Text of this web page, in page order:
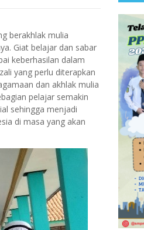
berakhlak mulia
Giat belajar dan sabar
keberhasilan dalam
yang perlu diterapkan
dan akhlak mulia
pelajar semakin
sehingga menjadi
di masa yang akan